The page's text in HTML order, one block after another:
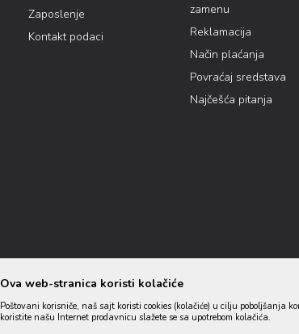
Zaposlenje
Kontakt podaci
zamenu
Reklamacija
Način plaćanja
Povraćaj sredstava
Najčešća pitanja
Ova web-stranica koristi kolačiće
Poštovani korisniče, naš sajt koristi cookies (kolačiće) u cilju poboljšanja
koristite našu Internet prodavnicu slažete se sa upotrebom kolačića.